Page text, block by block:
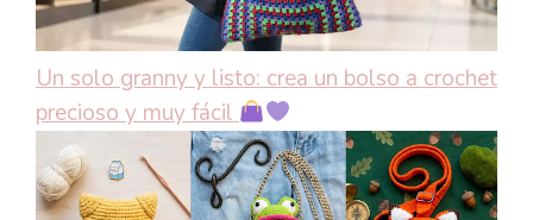
Un solo granny y listo: crea un bolso a crochet
precioso y muy fácil